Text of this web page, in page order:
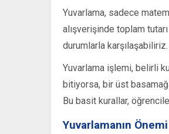
Yuvarlama, sadece
alışverişinde toplam
durumlarla
Yuvarlama işlemi, belirli
bitiyorsa, bir üst
Bu basit kurallar,
Yuvarlamanın Önemi